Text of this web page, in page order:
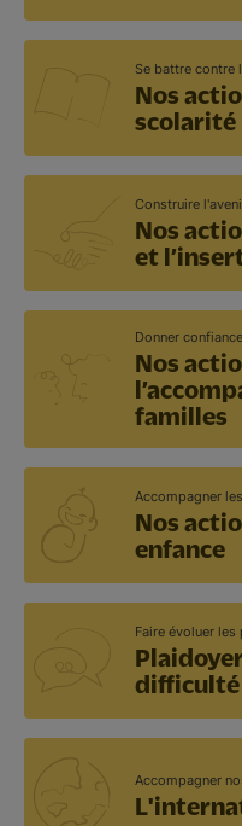
Se battre contre
Nos
scolarité
Construire
Nos
et
Donner
Nos
familles
Accompagner
Nos
enfance
Faire évoluer
difficulté
Accompagner